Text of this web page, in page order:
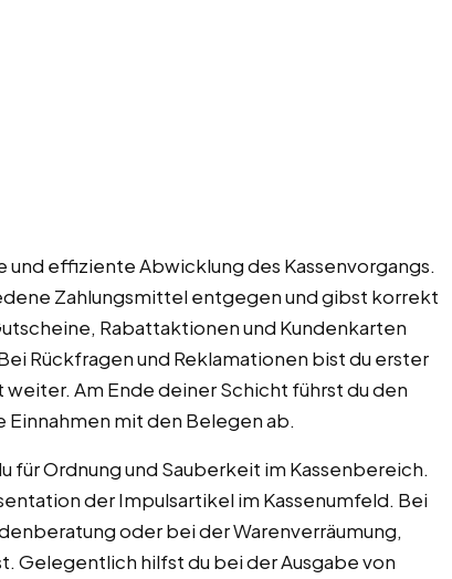
effiziente Abwicklung des Kassenvorgangs.
Zahlungsmittel entgegen und gibst korrekt
Rabattaktionen und Kundenkarten
Rückfragen und Reklamationen bist du erster
Am Ende deiner Schicht führst du den
Einnahmen mit den Belegen ab.
Ordnung und Sauberkeit im Kassenbereich.
der Impulsartikel im Kassenumfeld. Bei
oder bei der Warenverräumung,
Gelegentlich hilfst du bei der Ausgabe von